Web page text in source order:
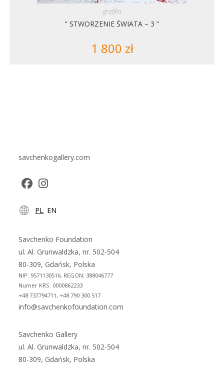
grafika
” STWORZENIE ŚWIATA – 3 ”
1 800 zł
savchenkogallery.com
in
new
tab
in
new
tab
PL EN
Savchenko Foundation
ul. Al. Grunwaldzka, nr. 502-504
80-309, Gdańsk, Polska
NIP: 9571130516, REGON: 388046777
Numer KRS: 0000862233
+48 737794711, +48 790 300 517
info@savchenkofoundation.com
Savchenko Gallery
ul. Al. Grunwaldzka, nr. 502-504
80-309, Gdańsk, Polska